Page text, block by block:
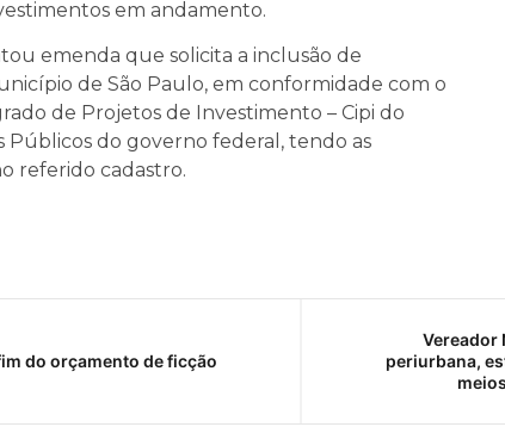
em andamento.
emenda que solicita a inclusão de
de São Paulo, em conformidade com o
de Projetos de Investimento – Cipi do
Públicos do governo federal, tendo as
referido cadastro.
do orçamento de ficção
Vereador
periurbana,